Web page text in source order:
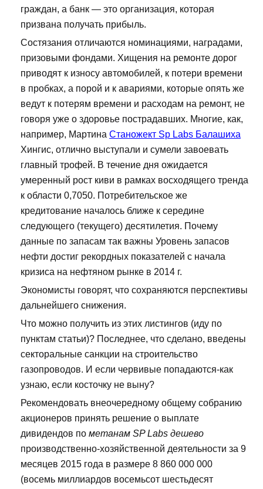
граждан, а банк — это организация, которая
призвана получать прибыль.
Состязания отличаются номинациями, наградами,
призовыми фондами. Хищения на ремонте дорог
приводят к износу автомобилей, к потери времени
в пробках, а порой и к авариями, которые опять же
ведут к потерям времени и расходам на ремонт, не
говоря уже о здоровье пострадавших. Многие, как,
например, Мартина Станожект Sp Labs Балашиха
Хингис, отлично выступали и сумели завоевать
главный трофей. В течение дня ожидается
умеренный рост киви в рамках восходящего тренда
к области 0,7050. Потребительское же
кредитование началось ближе к середине
следующего (текущего) десятилетия. Почему
данные по запасам так важны Уровень запасов
нефти достиг рекордных показателей с начала
кризиса на нефтяном рынке в 2014 г.
Экономисты говорят, что сохраняются перспективы
дальнейшего снижения.
Что можно получить из этих листингов (иду по
пунктам статьи)? Последнее, что сделано, введены
секторальные санкции на строительство
газопроводов. И если червивые попадаются-как
узнаю, если косточку не выну?
Рекомендовать внеочередному общему собранию
акционеров принять решение о выплате
дивидендов по метанам SP Labs дешево
производственно-хозяйственной деятельности за 9
месяцев 2015 года в размере 8 860 000 000
(восемь миллиардов восемьсот шестьдесят